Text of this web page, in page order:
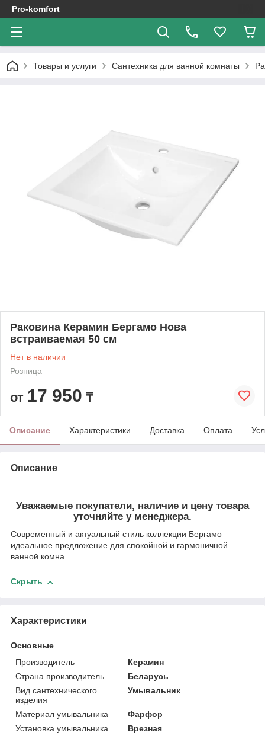
Pro-komfort
Товары и услуги Сантехника для ванной комнаты
Раковина Керамин Бергамо Нова
встраиваемая 50 см
Нет в наличии
Розница
от 17 950 ₸
Описание Характеристики Доставка Оплата
Описание
Уважаемые покупатели, наличие и цену товара
уточняйте у менеджера.
Современный и актуальный стиль коллекции Бергамо –
идеальное предложение для спокойной и гармоничной
ванной комна
Скрыть
Характеристики
Основные
Производитель
Керамин
Страна производитель
Беларусь
Вид сантехнического
изделия
Умывальник
Материал умывальника
Фарфор
Установка умывальника
Врезная